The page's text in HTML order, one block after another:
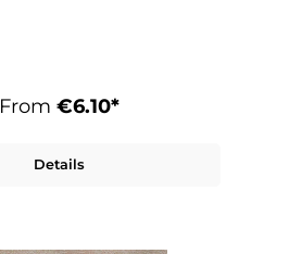
From €6.10*
Details